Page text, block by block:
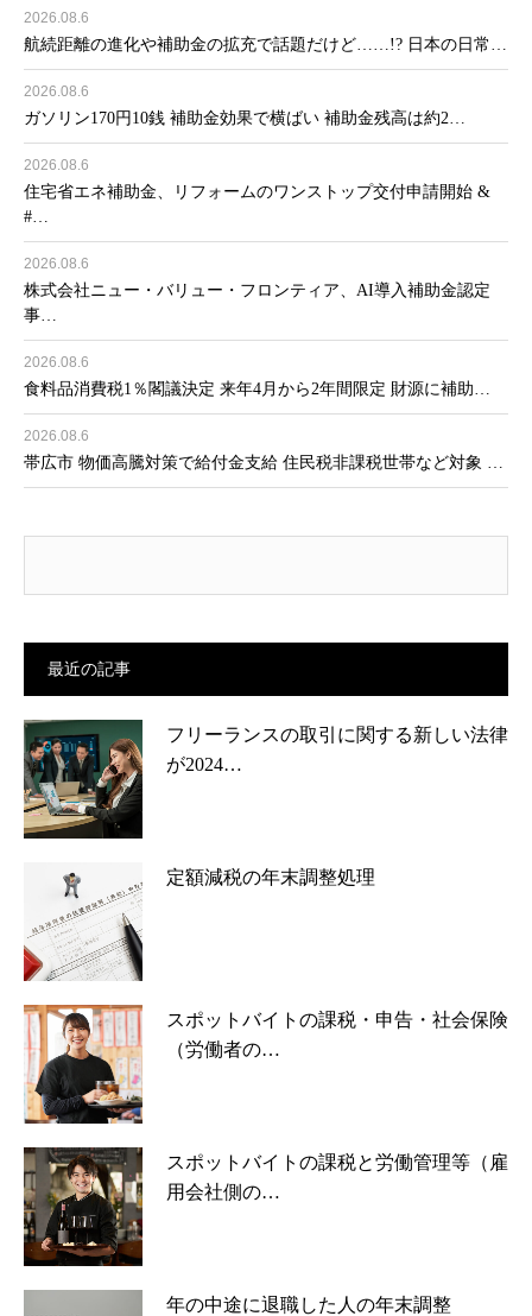
2026.08.6
航続距離の進化や補助金の拡充で話題だけど……!? 日本の日常…
2026.08.6
ガソリン170円10銭 補助金効果で横ばい 補助金残高は約2…
2026.08.6
住宅省エネ補助金、リフォームのワンストップ交付申請開始 &
#…
2026.08.6
株式会社ニュー・バリュー・フロンティア、AI導入補助金認定
事…
2026.08.6
食料品消費税1％閣議決定 来年4月から2年間限定 財源に補助…
2026.08.6
帯広市 物価高騰対策で給付金支給 住民税非課税世帯など対象 …
最近の記事
フリーランスの取引に関する新しい法律
が2024…
定額減税の年末調整処理
スポットバイトの課税・申告・社会保険
（労働者の…
スポットバイトの課税と労働管理等（雇
用会社側の…
年の中途に退職した人の年末調整